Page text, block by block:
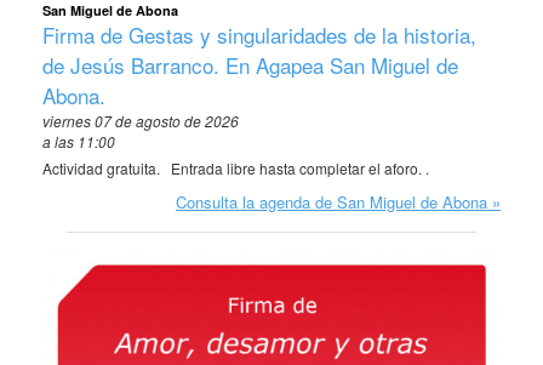
San Miguel de Abona
Firma de Gestas y singularidades de la historia,
de Jesús Barranco. En Agapea San Miguel de
Abona.
viernes 07 de agosto de 2026
a las 11:00
Actividad gratuita. Entrada libre hasta completar el aforo. .
Consulta la agenda de San Miguel de Abona